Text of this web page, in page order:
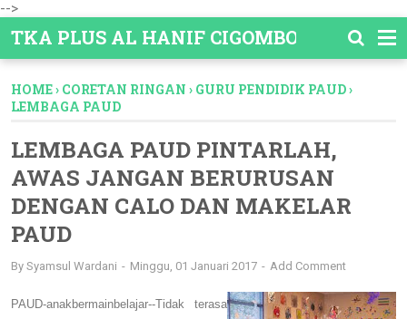
-->
TKA PLUS AL HANIF CIGOMBONG
HOME› CORETAN RINGAN › GURU PENDIDIK PAUD›
LEMBAGA PAUD
LEMBAGA PAUD PINTARLAH,
AWAS JANGAN BERURUSAN
DENGAN CALO DAN MAKELAR
PAUD
By Syamsul Wardani Minggu, 01 Januari 2017 Add Comment
PAUD-anakbermainbelajar--Tidak terasa